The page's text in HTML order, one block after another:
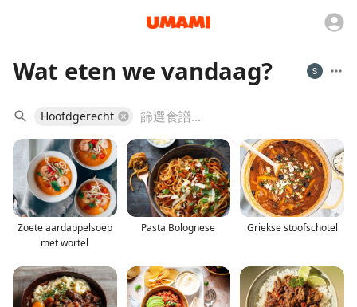
Wat eten we vandaag?
Hoofdgerecht
Zoete aardappelsoep
met wortel
Pasta Bolognese Griekse stoofschotel